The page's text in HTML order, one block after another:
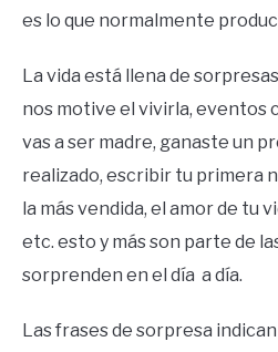
es lo que normalmente
La vida está llena de
nos motive el vivirla, eventos
vas a ser madre, ganaste un
realizado, escribir tu primera
la más vendida, el amor de tu
etc. esto y más son parte de
sorprenden en el día a día.
Las frases de sorpresa